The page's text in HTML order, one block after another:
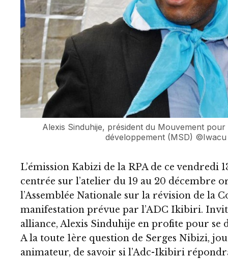
Alexis Sinduhije, président du Mouvement pour
développement (MSD) ©Iwacu
L’émission Kabizi de la RPA de ce vendredi
centrée sur l’atelier du 19 au 20 décembre
l’Assemblée Nationale sur la révision de la
manifestation prévue par l’ADC Ikibiri.
alliance, Alexis Sinduhije en profite pour se
A la toute 1ère question de Serges Nibizi,
animateur, de savoir si l’Adc-Ikibiri